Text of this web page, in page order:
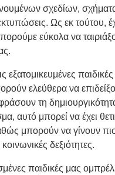
σχεδίων,
Ως εκ τούτου,
εύκολα να
εξατομικευμένες
ελεύθερα να
τη
αυτό μπορεί να έχει
μπορούν να γίνουν
δεξιότητες.
παιδικές μας